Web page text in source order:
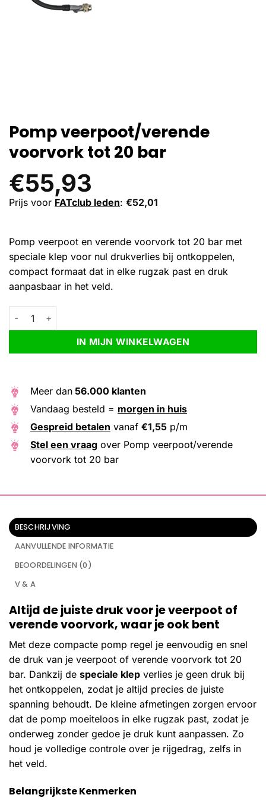
Pomp veerpoot/verende
voorvork tot 20 bar
€55,93
Prijs voor FATclub leden: €52,01
Pomp veerpoot en verende voorvork tot 20 bar met
speciale klep voor nul drukverlies bij ontkoppelen,
compact formaat dat in elke rugzak past en druk
aanpasbaar in het veld.
Pomp veerpoot/verende voorvork tot 20 bar aantal
IN MIJN WINKELWAGEN
Alternative:
Meer dan 56.000 klanten
Vandaag besteld = morgen in huis
Gespreid betalen vanaf €1,55 p/m
Stel een vraag over Pomp veerpoot/verende
voorvork tot 20 bar
BESCHRIJVING
AANVULLENDE INFORMATIE
BEOORDELINGEN (0)
V & A
Altijd de juiste druk voor je veerpoot of
verende voorvork, waar je ook bent
Met deze compacte pomp regel je eenvoudig en snel
de druk van je veerpoot of verende voorvork tot 20
bar. Dankzij de speciale klep verlies je geen druk bij
het ontkoppelen, zodat je altijd precies de juiste
spanning behoudt. De kleine afmetingen zorgen ervoor
dat de pomp moeiteloos in elke rugzak past, zodat je
onderweg zonder gedoe je druk kunt aanpassen. Zo
houd je volledige controle over je rijgedrag, zelfs in
het veld.
Belangrijkste Kenmerken